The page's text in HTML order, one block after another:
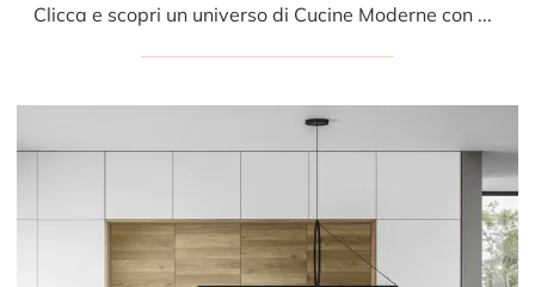
Clicca e scopri un universo di Cucine Moderne con penisola: la cucina J22 005 Ar-due in melaminico ti sta aspettando!